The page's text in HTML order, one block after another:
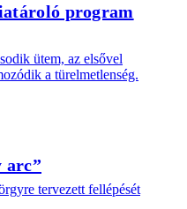
program
ütem, az elsővel
a türelmetlenség.
arc”
tervezett fellépését